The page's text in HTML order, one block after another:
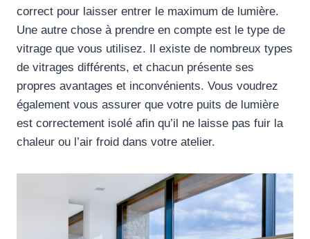
correct pour laisser entrer le maximum de lumière.
Une autre chose à prendre en compte est le type de
vitrage que vous utilisez. Il existe de nombreux types
de vitrages différents, et chacun présente ses
propres avantages et inconvénients. Vous voudrez
également vous assurer que votre puits de lumière
est correctement isolé afin qu’il ne laisse pas fuir la
chaleur ou l’air froid dans votre atelier.